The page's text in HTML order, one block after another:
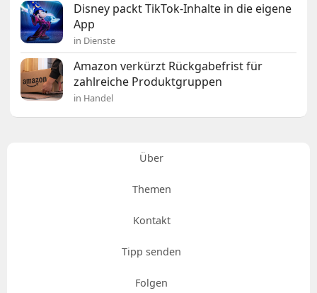
Disney packt TikTok-Inhalte in die eigene
App
in Dienste
Amazon verkürzt Rückgabefrist für
zahlreiche Produktgruppen
in Handel
Über
Themen
Kontakt
Tipp senden
Folgen